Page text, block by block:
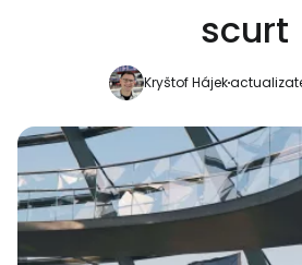
scurt
Kryštof Hájekactualizate
Continuați cu
Continuați cu e-